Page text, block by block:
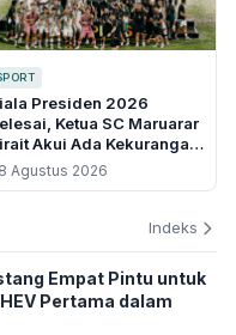
Presiden 2026
Ketua SC Maruarar
Akui Ada Kekurangan
Minta Maaf
Agustus 2026
Indeks
Empat Pintu untuk
Pertama dalam